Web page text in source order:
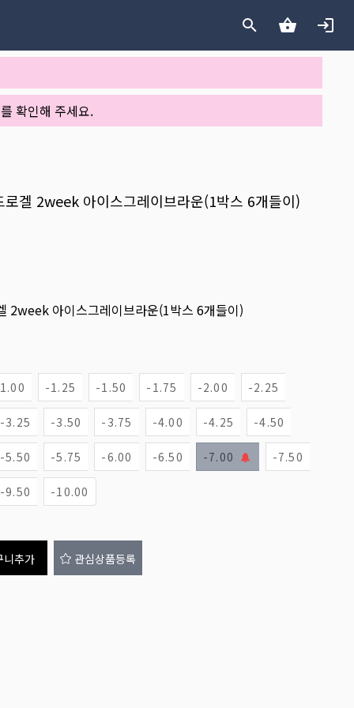
확인해 주세요.
겔 2week 아이스그레이브라운(1박스 6개들이)
2week 아이스그레이브라운(1박스 6개들이)
-1.25 -1.50 -1.75 -2.00 -2.25
-3.25 -3.50 -3.75 -4.00 -4.25 -4.50
-5.50 -5.75 -6.00 -6.50 -7.00 -7.50
-9.50 -10.00
니추가 관심상품등록